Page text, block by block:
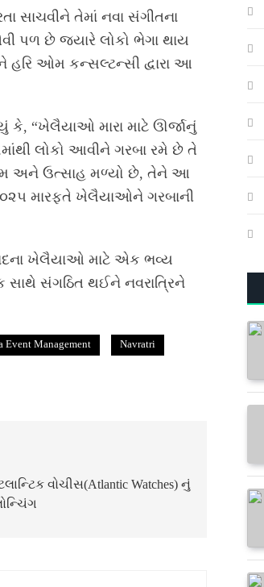
સાચવીને તેમાં નવા સંગીતના
પળ છે જ્યારે લોકો ભેગા થાય
ઓમ કન્સલ્ટન્સી દ્વારા આ
કે, “ખેલૈયાઓ મારા માટે ઊર્જાનું
લોકો આવીને ગરબા રમે છે તે
અને ઉત્સાહ મળ્યો છે, તેને આ
મારફતે ખેલૈયાઓને ગરબાની
ખેલૈયાઓ માટે એક ભવ્ય
સંગઠિત થઈને નવરાત્રિને
Event Management Navratri
વોચીસ(Atlantic Watches) નું